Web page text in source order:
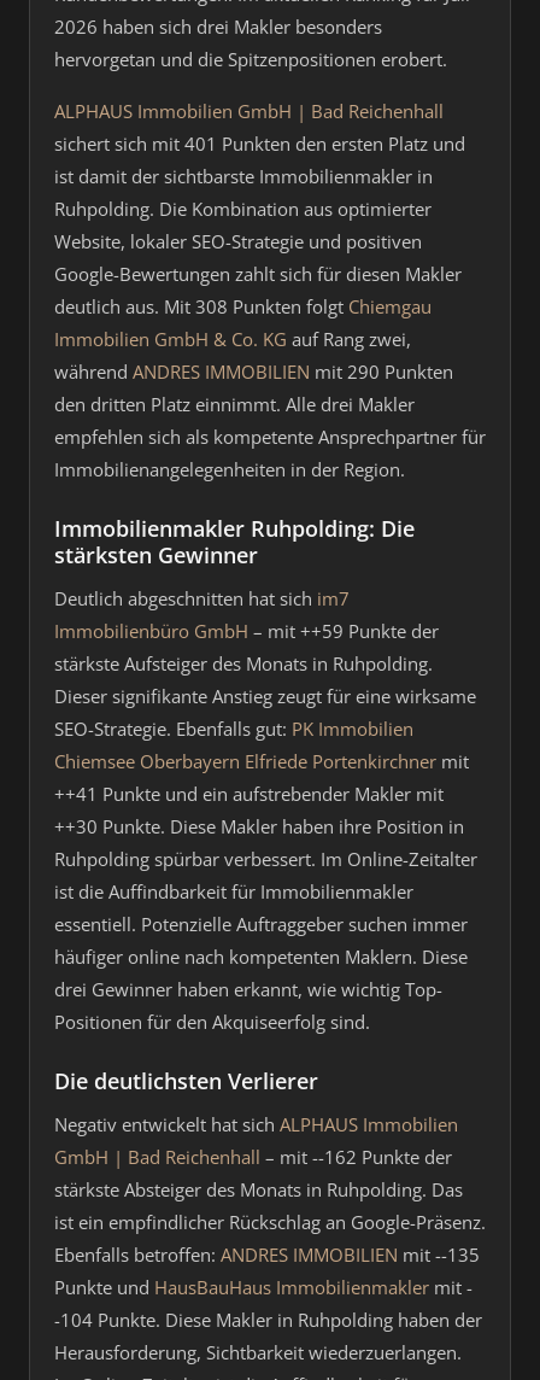
2026 haben sich drei Makler besonders
hervorgetan und die Spitzenpositionen erobert.
ALPHAUS Immobilien GmbH | Bad Reichenhall
sichert sich mit 401 Punkten den ersten Platz und
ist damit der sichtbarste Immobilienmakler in
Ruhpolding. Die Kombination aus optimierter
Website, lokaler SEO-Strategie und positiven
Google-Bewertungen zahlt sich für diesen Makler
deutlich aus. Mit 308 Punkten folgt Chiemgau
Immobilien GmbH & Co. KG auf Rang zwei,
während ANDRES IMMOBILIEN mit 290 Punkten
den dritten Platz einnimmt. Alle drei Makler
empfehlen sich als kompetente Ansprechpartner für
Immobilienangelegenheiten in der Region.
Immobilienmakler Ruhpolding: Die
stärksten Gewinner
Deutlich abgeschnitten hat sich im7
Immobilienbüro GmbH – mit ++59 Punkte der
stärkste Aufsteiger des Monats in Ruhpolding.
Dieser signifikante Anstieg zeugt für eine wirksame
SEO-Strategie. Ebenfalls gut: PK Immobilien
Chiemsee Oberbayern Elfriede Portenkirchner mit
++41 Punkte und ein aufstrebender Makler mit
++30 Punkte. Diese Makler haben ihre Position in
Ruhpolding spürbar verbessert. Im Online-Zeitalter
ist die Auffindbarkeit für Immobilienmakler
essentiell. Potenzielle Auftraggeber suchen immer
häufiger online nach kompetenten Maklern. Diese
drei Gewinner haben erkannt, wie wichtig Top-
Positionen für den Akquiseerfolg sind.
Die deutlichsten Verlierer
Negativ entwickelt hat sich ALPHAUS Immobilien
GmbH | Bad Reichenhall – mit --162 Punkte der
stärkste Absteiger des Monats in Ruhpolding. Das
ist ein empfindlicher Rückschlag an Google-Präsenz.
Ebenfalls betroffen: ANDRES IMMOBILIEN mit --135
Punkte und HausBauHaus Immobilienmakler mit -
-104 Punkte. Diese Makler in Ruhpolding haben der
Herausforderung, Sichtbarkeit wiederzuerlangen.